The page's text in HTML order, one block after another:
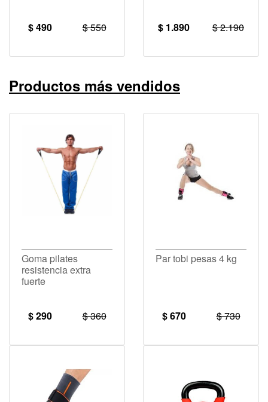
$ 490 $ 550 $ 1.890 $ 2.190
Productos más vendidos
Goma pilates
resistencia extra
fuerte
$ 290 $ 360
Par tobi pesas 4 kg
$ 670 $ 730